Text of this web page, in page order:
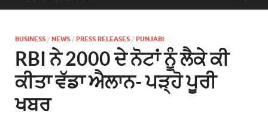
BUSINESS / NEWS / PRESS RELEASES / PUNJABI
RBI ਨੇ 2000 ਦੇ ਨੋਟਾਂ ਨੂੰ ਲੈਕੇ ਕੀ
ਕੀਤਾ ਵੱਡਾ ਐਲਾਨ- ਪੜ੍ਹੋ ਪੂਰੀ
ਖਬਰ